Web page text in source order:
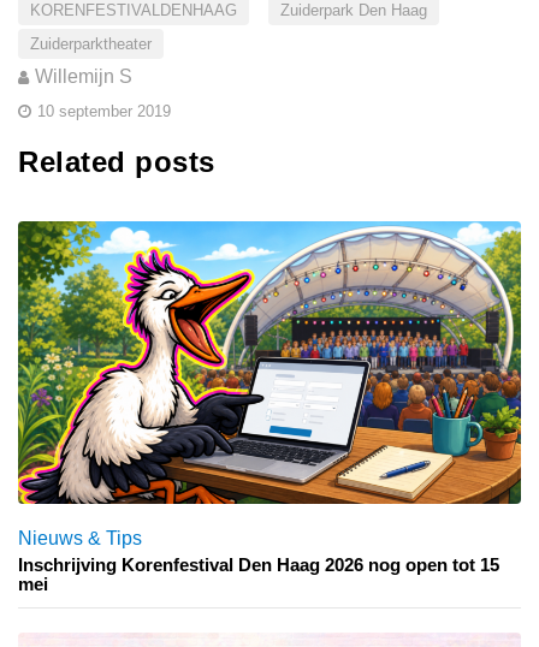
KORENFESTIVALDENHAAG
Zuiderpark Den Haag
Zuiderparktheater
Willemijn S
10 september 2019
Related posts
Nieuws & Tips
Inschrijving Korenfestival Den Haag 2026 nog open tot 15
mei